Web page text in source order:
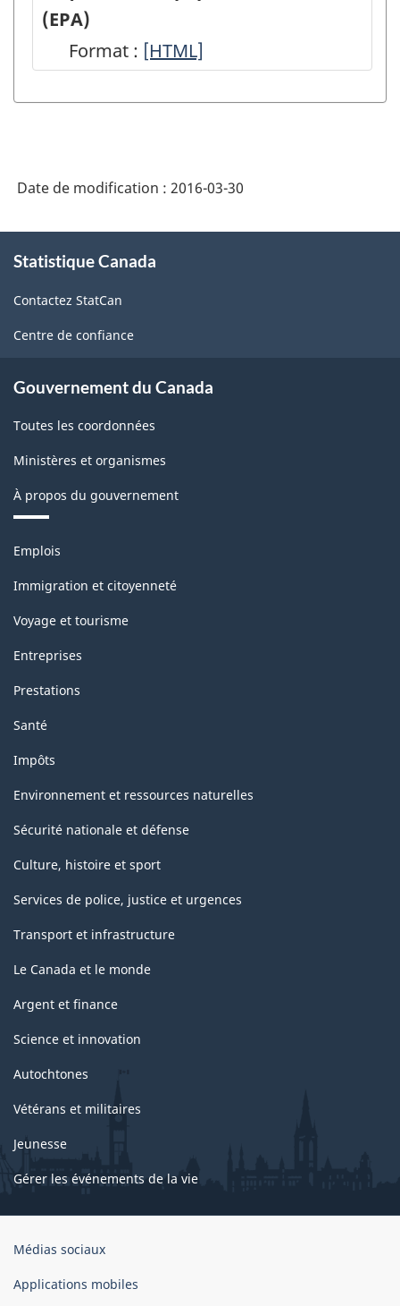
la
rémunération
et
de
(EPA)
Format : Enquête
la
(EPA)
-
HTML
[HTML]
Date de modification : 2016-03-30
propos
ce
site
Statistique Canada
Contactez StatCan
Centre de confiance
Gouvernement du Canada
Toutes les coordonnées
Ministères et organismes
À propos du gouvernement
Thèmes
sujets
Emplois
Immigration et citoyenneté
Voyage et tourisme
Entreprises
Prestations
Santé
Impôts
Environnement et ressources naturelles
Sécurité nationale et défense
Culture, histoire et sport
Services de police, justice et urgences
Transport et infrastructure
Le Canada et le monde
Argent et finance
Science et innovation
Autochtones
Vétérans et militaires
Jeunesse
Gérer les événements de la vie
Organisation
gouvernement
Médias sociaux
Applications mobiles